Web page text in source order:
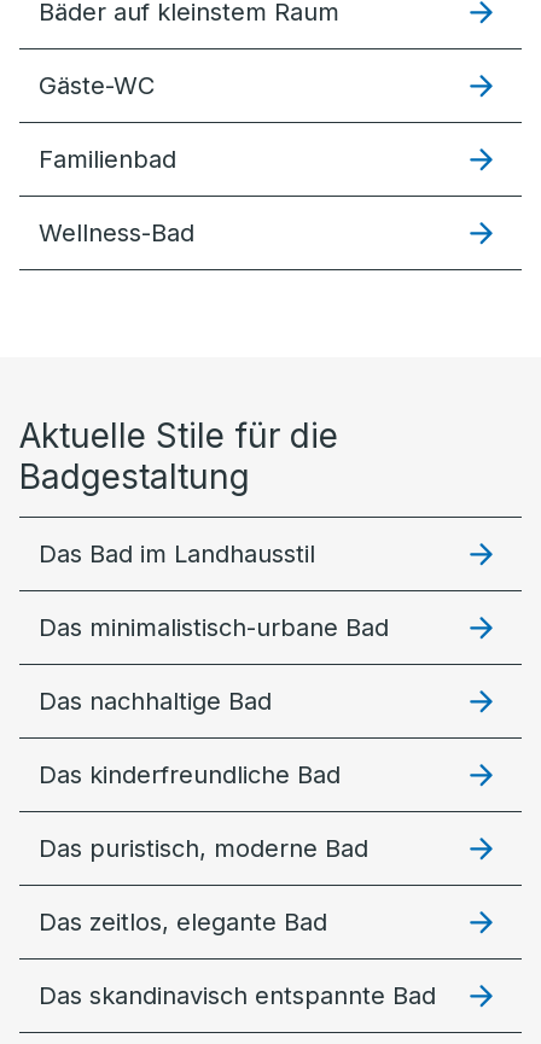
Bäder auf kleinstem Raum
Gäste-WC
Familienbad
Wellness-Bad
Aktuelle Stile für die
Badgestaltung
Das Bad im Landhausstil
Das minimalistisch-urbane Bad
Das nachhaltige Bad
Das kinderfreundliche Bad
Das puristisch, moderne Bad
Das zeitlos, elegante Bad
Das skandinavisch entspannte Bad